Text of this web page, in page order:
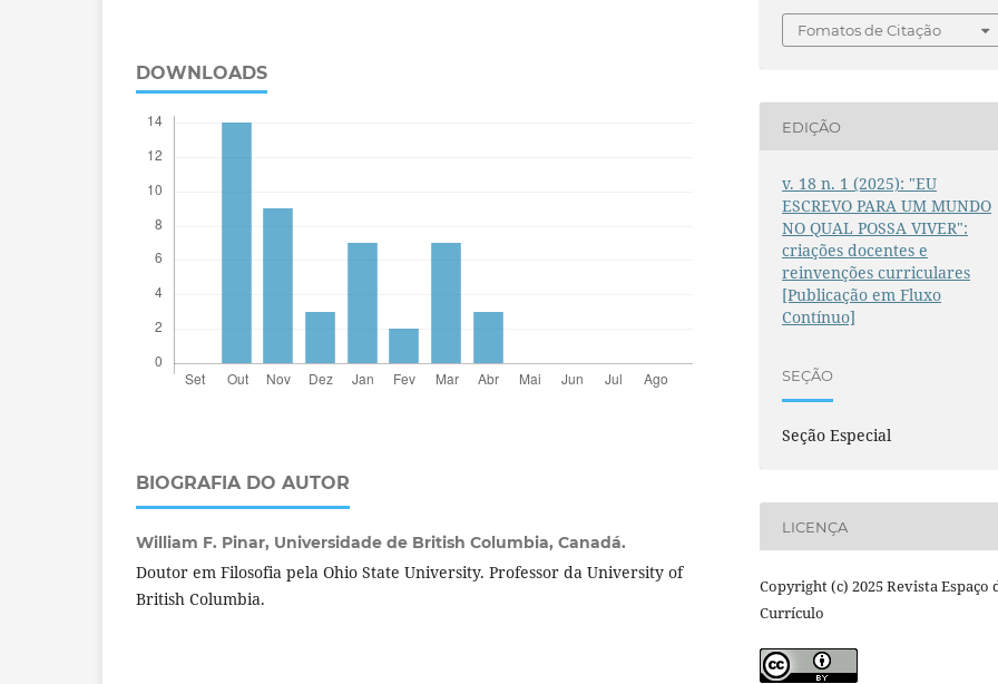
DOWNLOADS
BIOGRAFIA DO AUTOR
William F. Pinar, Universidade de British Columbia, Canadá.
Doutor em Filosofia pela Ohio State University. Professor da University of
British Columbia.
Fomatos de Citação
EDIÇÃO
v. 18 n. 1 (2025): "EU
ESCREVO PARA UM MUNDO
NO QUAL POSSA VIVER":
criações docentes e
reinvenções curriculares
[Publicação em Fluxo
Contínuo]
SEÇÃO
Seção Especial
LICENÇA
Copyright (c) 2025 Revista Espaço
Currículo